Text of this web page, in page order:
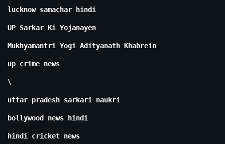
lucknow samachar hindi
UP Sarkar Ki Yojanayen
Mukhyamantri Yogi Adityanath Khabrein
up crime news
\
uttar pradesh sarkari naukri
bollywood news hindi
hindi cricket news